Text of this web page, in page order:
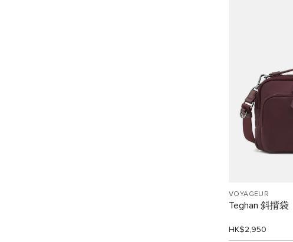
VOYAGEUR
Teghan 斜揹袋
HK$2,950